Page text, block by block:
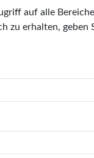
auf alle
zu erhalten,